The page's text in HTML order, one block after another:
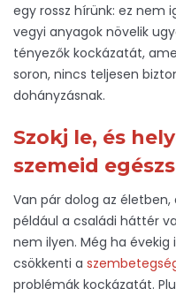
egy rossz hírünk: ez nem
vegyi anyagok növelik
tényezők kockázatát,
soron, nincs teljesen
dohányzásnak.
Szokj le, és
szemeid
Van pár dolog az
például a családi háttér
nem ilyen. Még ha évekig
csökkenti a
problémák kockázatát.